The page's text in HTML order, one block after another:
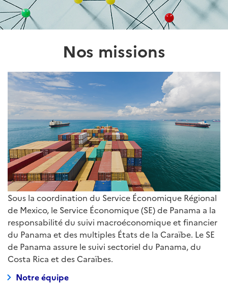
Nos missions
Sous la coordination du Service Économique Régional
de Mexico, le Service Économique (SE) de Panama a la
responsabilité du suivi macroéconomique et financier
du Panama et des multiples États de la Caraïbe. Le SE
de Panama assure le suivi sectoriel du Panama, du
Costa Rica et des Caraïbes.
Notre équipe